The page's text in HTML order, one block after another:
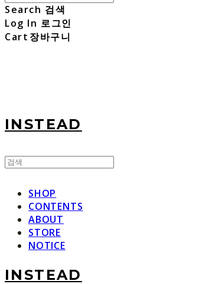
Search 검색
Log In 로그인
Cart 장바구니
INSTEAD
SHOP
CONTENTS
ABOUT
STORE
NOTICE
INSTEAD